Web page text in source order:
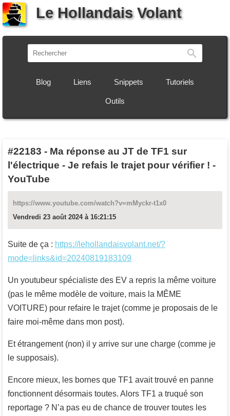
Le Hollandais Volant
Blog Liens Snippets Tutoriels
Outils
#22183 - Ma réponse au JT de TF1 sur
l'électrique - Je refais le trajet pour vérifier ! -
YouTube
https://www.youtube.com/watch?v=mMyckr-t1x0
Vendredi 23 août 2024 à 16:21:15
Suite de ça : https://lehollandaisvolant.net/?
mode=links&id=20240819183109
Un youtubeur spécialiste des EV a repris la même voiture
(pas le même modèle de voiture, mais la MÊME
VOITURE) pour refaire le trajet (comme je proposais de le
faire moi-même dans mon post).
Et étrangement (non) il y arrive sur une charge (comme je
le supposais).
Encore mieux, les bornes que TF1 avait trouvé en panne
fonctionnent désormais toutes. Alors TF1 a truqué son
reportage ? N’a pas eu de chance de trouver toutes les